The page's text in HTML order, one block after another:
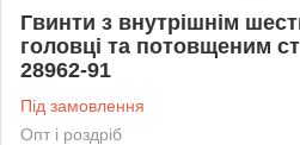
Гвинти з внутрішнім
головці та потовщеним
28962-91
Під замовлення
Опт і роздріб